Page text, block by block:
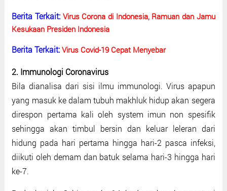
Berita Terkait: Virus Corona di Indonesia, Ramuan dan Jamu
Kesukaan Presiden Indonesia
Berita Terkait: Virus Covid-19 Cepat Menyebar
2. Immunologi Coronavirus
Bila dianalisa dari sisi ilmu immunologi. Virus apapun
yang masuk ke dalam tubuh makhluk hidup akan segera
direspon pertama kali oleh system imun non spesifik
sehingga akan timbul bersin dan keluar leleran dari
hidung pada hari pertama hingga hari-2 pasca infeksi,
diikuti oleh demam dan batuk selama hari-3 hingga hari
ke-7.